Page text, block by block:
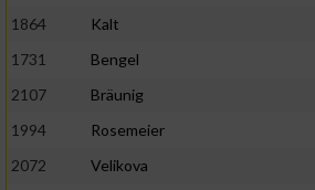
1864
Kalt
1731
Bengel
2107
Bräunig
1994
Rosemeier
2072
Velikova